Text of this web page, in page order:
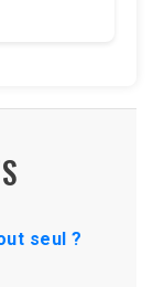
seul ?